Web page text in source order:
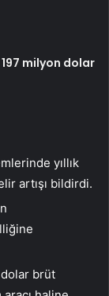
milyon dolar
yıllık
artışı bildirdi.
dolar brüt